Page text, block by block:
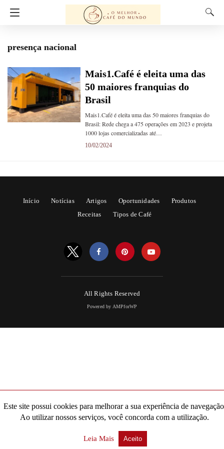
presença nacional
Mais1.Café é eleita uma das
50 maiores franquias do
Brasil
Mais1.Café é eleita uma das 50 maiores franquias do
Brasil: Rede chega a 475 operações em 2023 e projeta
1000 lojas comercializadas até…
10/02/2024
Início Notícias Artigos Oportunidades
Produtos
Receitas
Tipos de Café
All Rights Reserved
Powered by AMPforWP
Este site possui cookies para melhorar a sua experiência de
Ao utilizar nossos serviços, você concorda com a utilização.
Leia Mais Aceito